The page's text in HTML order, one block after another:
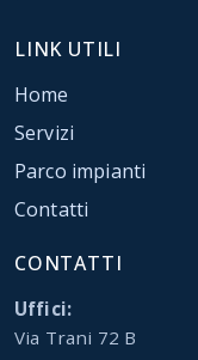
LINK UTILI
Home
Servizi
Parco impianti
Contatti
CONTATTI
Uffici:
Via Trani 72 B